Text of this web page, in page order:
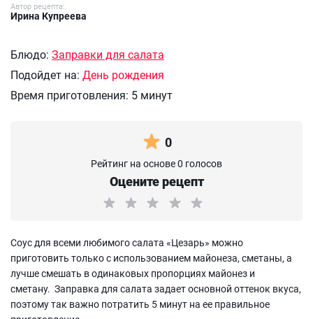
Автор рецепта:
Ирина Купреева
Блюдо: Заправки для салата
Подойдет на: День рождения
Время приготовления: 5 минут
0
Рейтинг на основе 0 голосов
Оцените рецепт
Соус для всеми любимого салата «Цезарь» можно
приготовить только с использованием майонеза, сметаны, а
лучше смешать в одинаковых пропорциях майонез и
сметану. Заправка для салата задает основной оттенок вкуса,
поэтому так важно потратить 5 минут на ее правильное